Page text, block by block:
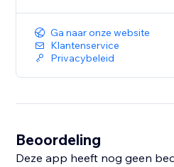
Ga naar onze website
Klantenservice
Privacybeleid
Beoordeling
Deze app heeft nog geen